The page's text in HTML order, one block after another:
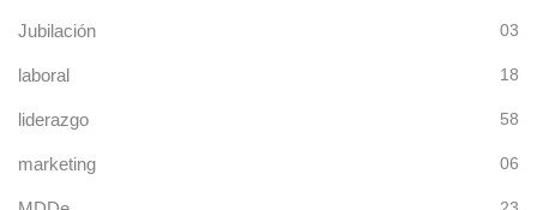
Jubilación 03
laboral 18
liderazgo 58
marketing 06